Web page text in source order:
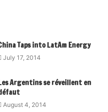
Taps into LatAm Energy
July 17, 2014
Argentins se réveillent en
August 4, 2014